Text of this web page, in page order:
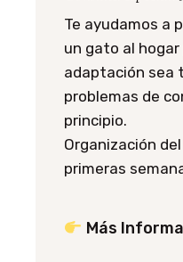
Te ayudamos a
un gato al hogar
adaptación sea
problemas de
principio.
Organización
primeras
Más